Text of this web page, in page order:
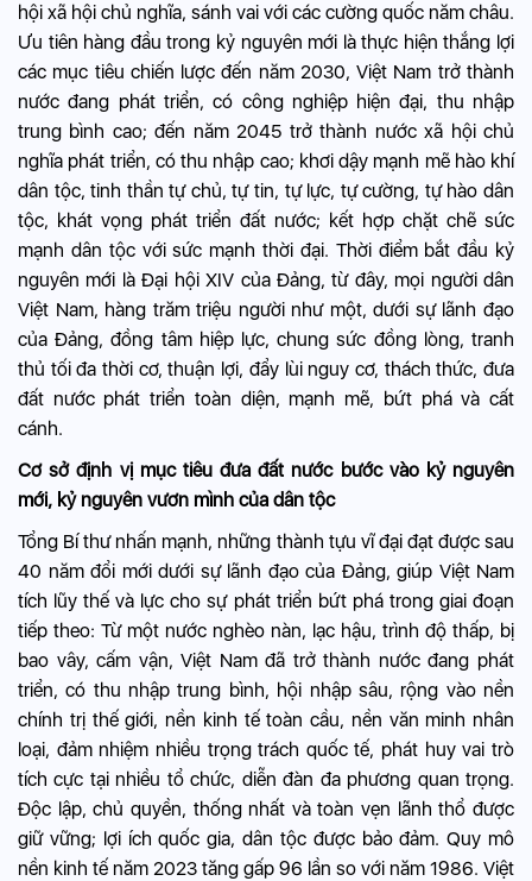
hội xã hội chủ nghĩa, sánh vai với các cường quốc năm châu.
Ưu tiên hàng đầu trong kỷ nguyên mới là thực hiện thắng lợi
các mục tiêu chiến lược đến năm 2030, Việt Nam trở thành
nước đang phát triển, có công nghiệp hiện đại, thu nhập
trung bình cao; đến năm 2045 trở thành nước xã hội chủ
nghĩa phát triển, có thu nhập cao; khơi dậy mạnh mẽ hào khí
dân tộc, tinh thần tự chủ, tự tin, tự lực, tự cường, tự hào dân
tộc, khát vọng phát triển đất nước; kết hợp chặt chẽ sức
mạnh dân tộc với sức mạnh thời đại. Thời điểm bắt đầu kỷ
nguyên mới là Đại hội XIV của Đảng, từ đây, mọi người dân
Việt Nam, hàng trăm triệu người như một, dưới sự lãnh đạo
của Đảng, đồng tâm hiệp lực, chung sức đồng lòng, tranh
thủ tối đa thời cơ, thuận lợi, đẩy lùi nguy cơ, thách thức, đưa
đất nước phát triển toàn diện, mạnh mẽ, bứt phá và cất
cánh.
Cơ sở định vị mục tiêu đưa đất nước bước vào kỷ nguyên
mới, kỷ nguyên vươn mình của dân tộc
Tổng Bí thư nhấn mạnh, những thành tựu vĩ đại đạt được sau
40 năm đổi mới dưới sự lãnh đạo của Đảng, giúp Việt Nam
tích lũy thế và lực cho sự phát triển bứt phá trong giai đoạn
tiếp theo: Từ một nước nghèo nàn, lạc hậu, trình độ thấp, bị
bao vây, cấm vận, Việt Nam đã trở thành nước đang phát
triển, có thu nhập trung bình, hội nhập sâu, rộng vào nền
chính trị thế giới, nền kinh tế toàn cầu, nền văn minh nhân
loại, đảm nhiệm nhiều trọng trách quốc tế, phát huy vai trò
tích cực tại nhiều tổ chức, diễn đàn đa phương quan trọng.
Độc lập, chủ quyền, thống nhất và toàn vẹn lãnh thổ được
giữ vững; lợi ích quốc gia, dân tộc được bảo đảm. Quy mô
nền kinh tế năm 2023 tăng gấp 96 lần so với năm 1986. Việt